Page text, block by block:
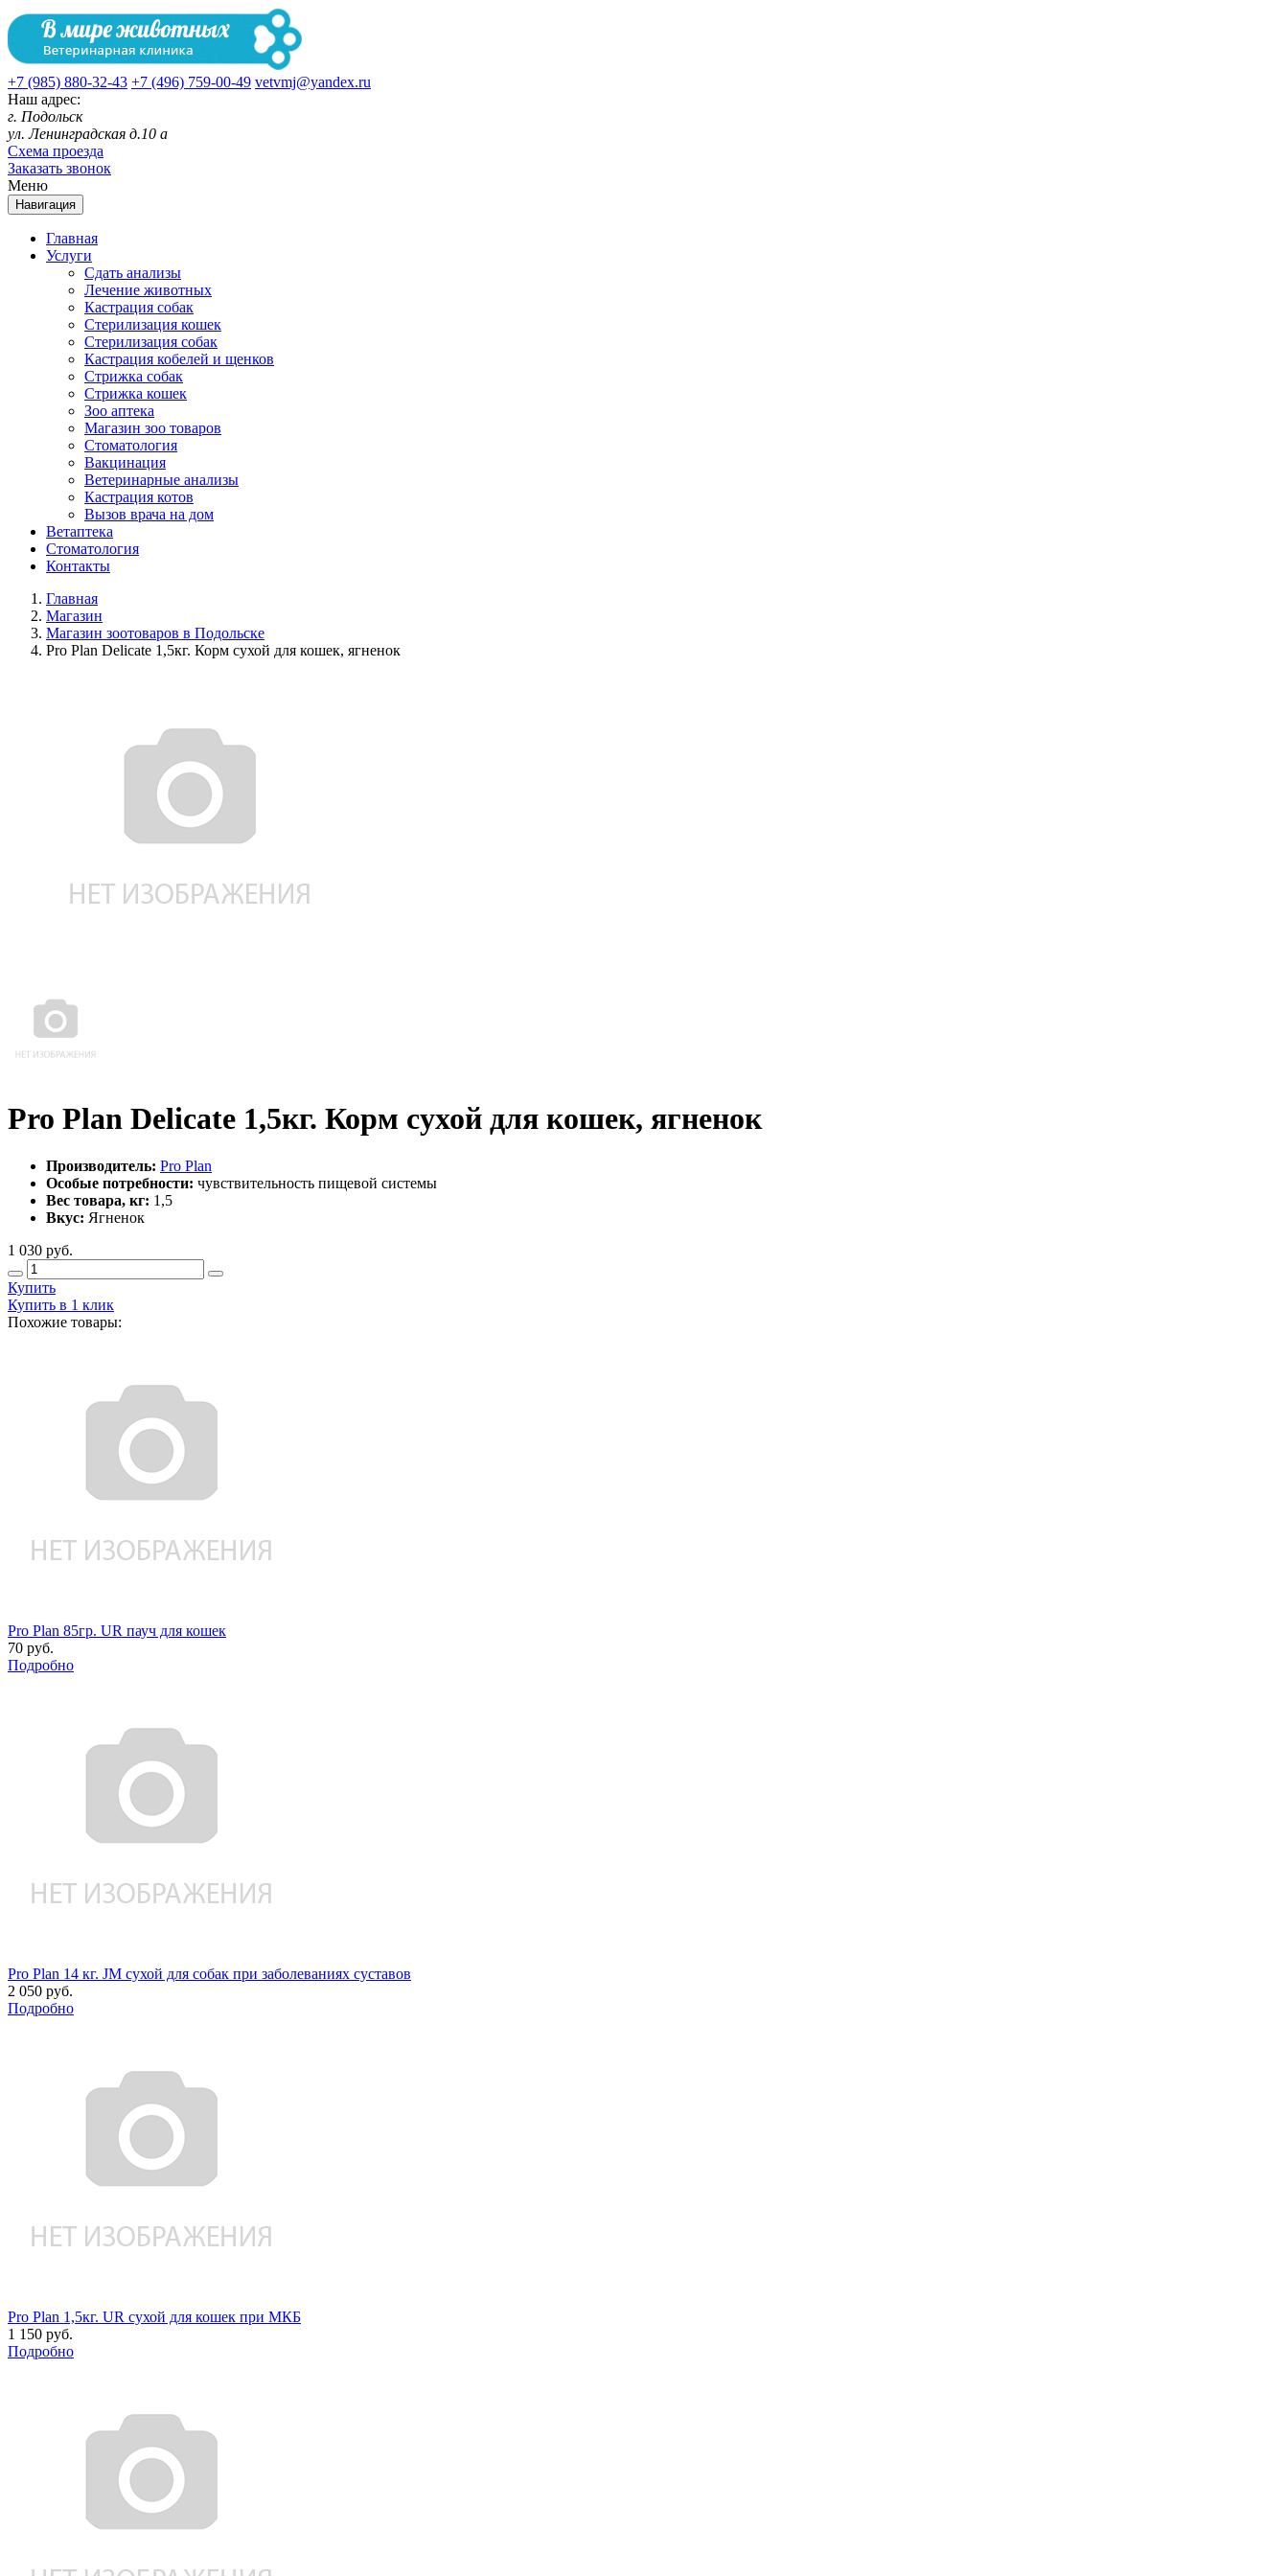
+7 (985) 880-32-43 +7 (496) 759-00-49 vetvmj@yandex.ru
Наш адрес:
г. Подольск
ул. Ленинградская д.10 а
Схема проезда
Заказать звонок
Меню
Навигация
Главная
Услуги
Сдать анализы
Лечение животных
Кастрация собак
Стерилизация кошек
Стерилизация собак
Кастрация кобелей и щенков
Стрижка собак
Стрижка кошек
Зоо аптека
Магазин зоо товаров
Стоматология
Вакцинация
Ветеринарные анализы
Кастрация котов
Вызов врача на дом
Ветаптека
Стоматология
Контакты
Главная
Магазин
Магазин зоотоваров в Подольске
Pro Plan Delicate 1,5кг. Корм сухой для кошек, ягненок
Pro Plan Delicate 1,5кг. Корм сухой для кошек, ягненок
Производитель: Pro Plan
Особые потребности: чувствительность пищевой системы
Вес товара, кг: 1,5
Вкус: Ягненок
1 030 руб.
Купить
Купить в 1 клик
Похожие товары:
Pro Plan 85гр. UR пауч для кошек
70 руб.
Подробно
Pro Plan 14 кг. JM сухой для собак при заболеваниях суставов
2 050 руб.
Подробно
Pro Plan 1,5кг. UR сухой для кошек при МКБ
1 150 руб.
Подробно